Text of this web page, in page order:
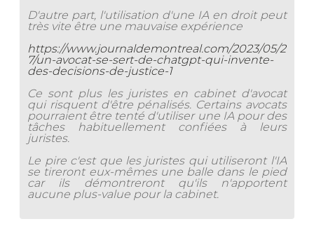
D'autre part, l'utilisation d'une IA en droit peut
très vite être une mauvaise expérience
https://www.journaldemontreal.com/2023/05/2
7/un-avocat-se-sert-de-chatgpt-qui-invente-
des-decisions-de-justice-1
Ce sont plus les juristes en cabinet d'avocat
qui risquent d'être pénalisés. Certains avocats
pourraient être tenté d'utiliser une IA pour des
tâches habituellement confiées à leurs
juristes.
Le pire c'est que les juristes qui utiliseront l'IA
se tireront eux-mêmes une balle dans le pied
car ils démontreront qu'ils n'apportent
aucune plus-value pour la cabinet.